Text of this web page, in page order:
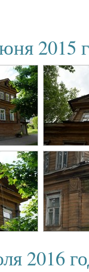
2015
2016